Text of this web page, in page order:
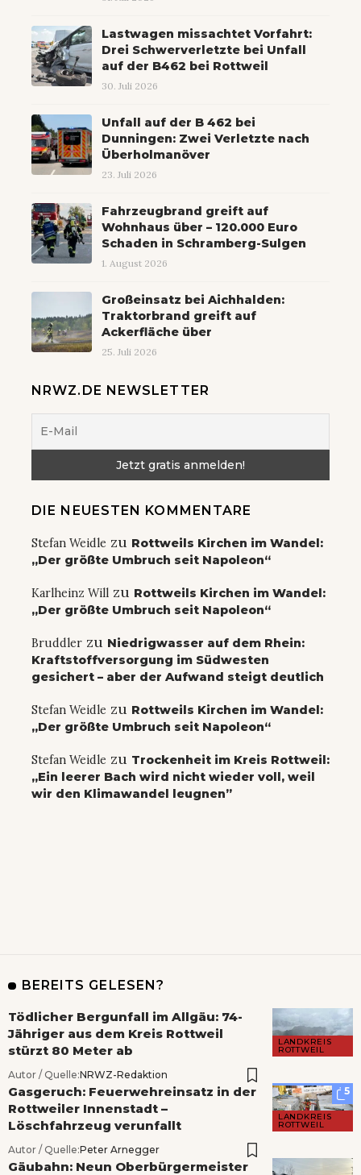
Lastwagen missachtet Vorfahrt:
Drei Schwerverletzte bei Unfall
auf der B462 bei Rottweil
30. Juli 2026
Unfall auf der B 462 bei
Dunningen: Zwei Verletzte nach
Überholmanöver
23. Juli 2026
Fahrzeugbrand greift auf
Wohnhaus über – 120.000 Euro
Schaden in Schramberg-Sulgen
1. August 2026
Großeinsatz bei Aichhalden:
Traktorbrand greift auf
Ackerfläche über
25. Juli 2026
NRWZ.DE NEWSLETTER
DIE NEUESTEN KOMMENTARE
Stefan Weidle zu Rottweils Kirchen im Wandel:
„Der größte Umbruch seit Napoleon“
Karlheinz Will zu Rottweils Kirchen im Wandel:
„Der größte Umbruch seit Napoleon“
Bruddler zu Niedrigwasser auf dem Rhein:
Kraftstoffversorgung im Südwesten
gesichert – aber der Aufwand steigt deutlich
Stefan Weidle zu Rottweils Kirchen im Wandel:
„Der größte Umbruch seit Napoleon“
Stefan Weidle zu Trockenheit im Kreis Rottweil:
„Ein leerer Bach wird nicht wieder voll, weil
wir den Klimawandel leugnen”
BEREITS GELESEN?
LANDKREIS
ROTTWEIL
Tödlicher Bergunfall im Allgäu: 74-
Jähriger aus dem Kreis Rottweil
stürzt 80 Meter ab
Autor / Quelle:NRWZ-Redaktion
5
LANDKREIS
ROTTWEIL
Gasgeruch: Feuerwehreinsatz in der
Rottweiler Innenstadt –
Löschfahrzeug verunfallt
Autor / Quelle:Peter Arnegger
Gäubahn: Neun Oberbürgermeister